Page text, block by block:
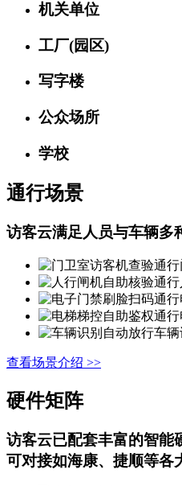
机关单位
工厂(园区)
写字楼
公众场所
学校
通行场景
访客云满足人员与车辆多
车
查看场景介绍 >>
硬件矩阵
访客云已配套丰富的智能
可对接如海康、捷顺等各